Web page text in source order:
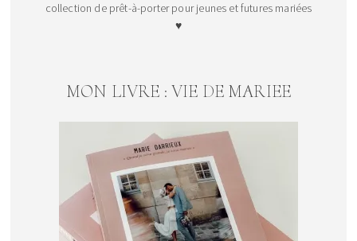
collection de prêt-à-porter pour jeunes et futures mariées
♥
MON LIVRE : VIE DE MARIEE